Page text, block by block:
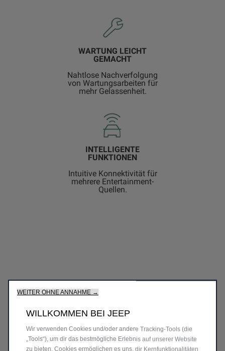
WARTUNG LEICHT
GEMACHT
Nahtlose Nachverfolgung
von Wartungsarbeiten für
mehr Gelassenheit.
INTELLIGENTE
FUNKTIONEN
Intuitive Konnektivität für
mehrere Entertainment-
Quellen.
HAUPTMERKMALE
KOMFORT IMMER ZUR
HAND
WEITER OHNE ANNAHME →
WILLKOMMEN BEI JEEP
Wir verwenden Cookies und/oder andere Tracking‑Tools (die
„Tools“), um dir das bestmögliche Erlebnis auf unserer Website
zu bieten. Cookies ermöglichen es uns, dir Kernfunktionalitäten